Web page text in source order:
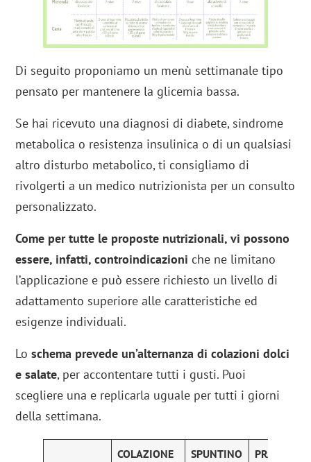
Di seguito proponiamo un menù settimanale tipo
pensato per mantenere la glicemia bassa.
Se hai ricevuto una diagnosi di diabete, sindrome
metabolica o resistenza insulinica o di un qualsiasi
altro disturbo metabolico, ti consigliamo di
rivolgerti a un medico nutrizionista per un consulto
personalizzato.
Come per tutte le proposte nutrizionali, vi possono
essere, infatti, controindicazioni che ne limitano
l’applicazione e può essere richiesto un livello di
adattamento superiore alle caratteristiche ed
esigenze individuali.
Loschema prevede un’alternanza di colazioni dolci
e salate, per accontentare tutti i gusti. Puoi
scegliere una e replicarla uguale per tutti i giorni
della settimana.
COLAZIONE SPUNTINO PRANZO